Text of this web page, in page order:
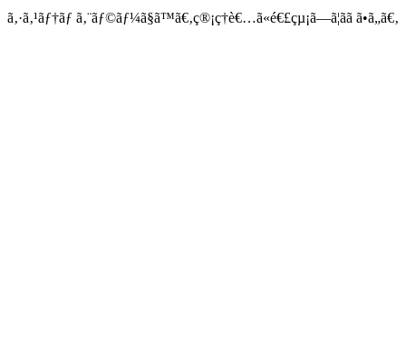
ã‚·ã‚¹ãƒ†ãƒ ã‚¨ãƒ©ãƒ¼ã§ã™ã€‚ç®¡ç†è€…ã«é€£çµ¡ã—ã¦ãã ã•ã„ã€‚